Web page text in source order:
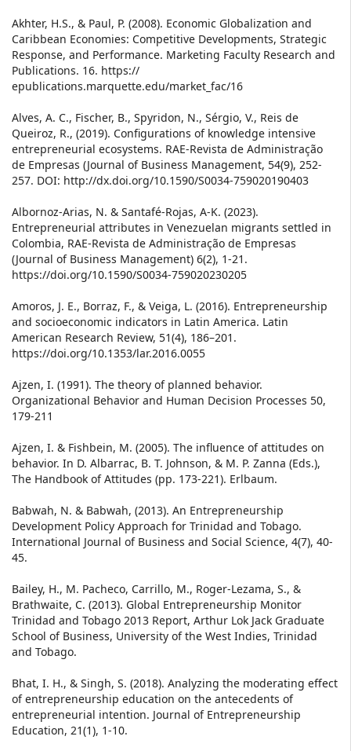
Akhter, H.S., & Paul, P. (2008). Economic Globalization and
Caribbean Economies: Competitive Developments, Strategic
Response, and Performance. Marketing Faculty Research and
Publications. 16. https://
epublications.marquette.edu/market_fac/16
Alves, A. C., Fischer, B., Spyridon, N., Sérgio, V., Reis de
Queiroz, R., (2019). Configurations of knowledge intensive
entrepreneurial ecosystems. RAE-Revista de Administração
de Empresas (Journal of Business Management, 54(9), 252-
257. DOI: http://dx.doi.org/10.1590/S0034-759020190403
Albornoz-Arias, N. & Santafé-Rojas, A-K. (2023).
Entrepreneurial attributes in Venezuelan migrants settled in
Colombia, RAE-Revista de Administração de Empresas
(Journal of Business Management) 6(2), 1-21.
https://doi.org/10.1590/S0034-759020230205
Amoros, J. E., Borraz, F., & Veiga, L. (2016). Entrepreneurship
and socioeconomic indicators in Latin America. Latin
American Research Review, 51(4), 186–201.
https://doi.org/10.1353/lar.2016.0055
Ajzen, I. (1991). The theory of planned behavior.
Organizational Behavior and Human Decision Processes 50,
179-211
Ajzen, I. & Fishbein, M. (2005). The influence of attitudes on
behavior. In D. Albarrac, B. T. Johnson, & M. P. Zanna (Eds.),
The Handbook of Attitudes (pp. 173-221). Erlbaum.
Babwah, N. & Babwah, (2013). An Entrepreneurship
Development Policy Approach for Trinidad and Tobago.
International Journal of Business and Social Science, 4(7), 40-
45.
Bailey, H., M. Pacheco, Carrillo, M., Roger-Lezama, S., &
Brathwaite, C. (2013). Global Entrepreneurship Monitor
Trinidad and Tobago 2013 Report, Arthur Lok Jack Graduate
School of Business, University of the West Indies, Trinidad
and Tobago.
Bhat, I. H., & Singh, S. (2018). Analyzing the moderating effect
of entrepreneurship education on the antecedents of
entrepreneurial intention. Journal of Entrepreneurship
Education, 21(1), 1-10.